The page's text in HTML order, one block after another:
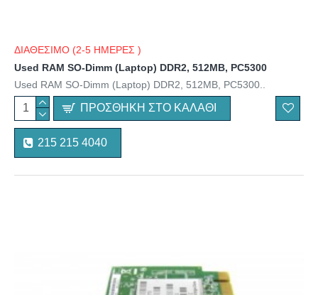
ΔΙΑΘΕΣΙΜΟ (2-5 ΗΜΕΡΕΣ )
Used RAM SO-Dimm (Laptop) DDR2, 512MB, PC5300
Used RAM SO-Dimm (Laptop) DDR2, 512MB, PC5300..
ΠΡΟΣΘΉΚΗ ΣΤΟ ΚΑΛΆΘΙ
215 215 4040